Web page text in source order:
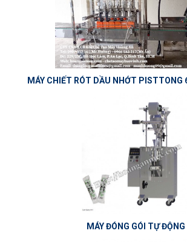
MÁY CHIẾT RÓT DẦU NHỚT PISTTONG
MÁY ĐÓNG GÓI TỰ ĐỘNG